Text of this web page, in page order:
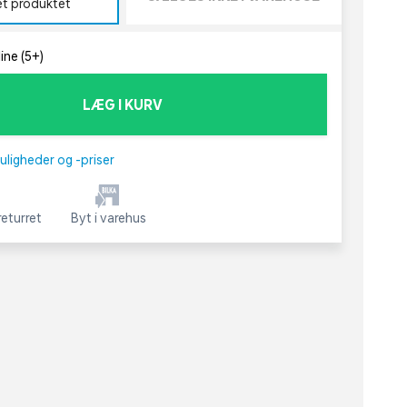
produktet
(5+)
LÆG I KURV
og -priser
Byt i varehus